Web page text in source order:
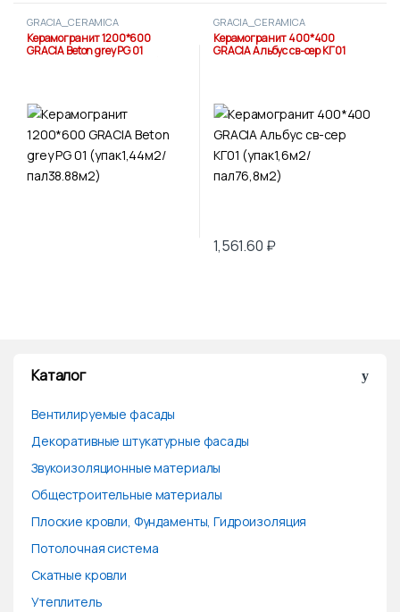
GRACIA_CERAMICA
Керамогранит 1200*600
GRACIA Beton grey PG 01
GRACIA_CERAMICA
Керамогранит 400*400
GRACIA Альбус св-сер КГ01
1,561.60 ₽
Каталог
Вентилируемые фасады
Декоративные штукатурные фасады
Звукоизоляционные материалы
Общестроительные материалы
Плоские кровли, Фундаменты, Гидроизоляция
Потолочная система
Скатные кровли
Утеплитель